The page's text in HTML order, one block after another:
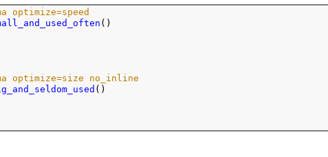
optimize=speed
()
optimize=size no_inline
()